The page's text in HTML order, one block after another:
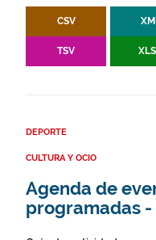
CSV
TSV
DEPORTE
CULTURA Y OCIO
Agenda de
programadas -